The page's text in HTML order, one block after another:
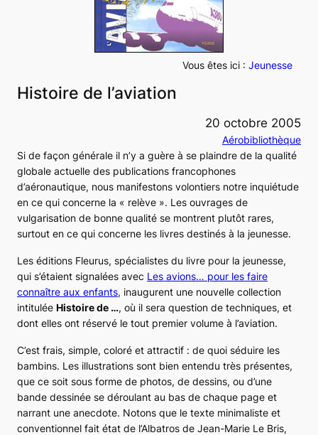
e
r
Vous êtes ici : Jeunesse
Histoire de l’aviation
20 octobre 2005
Aérobibliothèque
Si de façon générale il n’y a guère à se plaindre de la qualité
globale actuelle des publications francophones
d’aéronautique, nous manifestons volontiers notre inquiétude
en ce qui concerne la « relève ». Les ouvrages de
vulgarisation de bonne qualité se montrent plutôt rares,
surtout en ce qui concerne les livres destinés à la jeunesse.
Les éditions Fleurus, spécialistes du livre pour la jeunesse,
qui s’étaient signalées avec Les avions… pour les faire
connaître aux enfants, inaugurent une nouvelle collection
intitulée Histoire de …, où il sera question de techniques, et
dont elles ont réservé le tout premier volume à l’aviation.
C’est frais, simple, coloré et attractif : de quoi séduire les
bambins. Les illustrations sont bien entendu très présentes,
que ce soit sous forme de photos, de dessins, ou d’une
bande dessinée se déroulant au bas de chaque page et
narrant une anecdote. Notons que le texte minimaliste et
conventionnel fait état de l’Albatros de Jean-Marie Le Bris,